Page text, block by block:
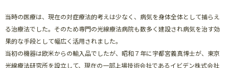
当時の医療は、現在の対症療法的考えは少なく、病気を身体全体として捕らえ
る治療法でした。そのため専門の光線療法病院も数多く建設され病気を治す効
果的な手段として幅広く活用されました。
当初の機器は欧米からの輸入品でしたが、昭和７年に宇都宮義真博士が、東京
光線療法研究所を設立して、現在の一部上場技術会社であるイビデン株式会社